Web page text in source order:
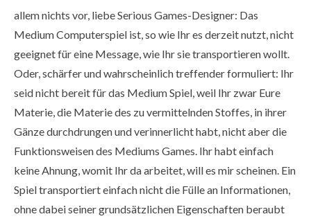
allem nichts vor, liebe Serious Games-Designer: Das
Medium Computerspiel ist, so wie Ihr es derzeit nutzt, nicht
geeignet für eine Message, wie Ihr sie transportieren wollt.
Oder, schärfer und wahrscheinlich treffender formuliert: Ihr
seid nicht bereit für das Medium Spiel, weil Ihr zwar Eure
Materie, die Materie des zu vermittelnden Stoffes, in ihrer
Gänze durchdrungen und verinnerlicht habt, nicht aber die
Funktionsweisen des Mediums Games. Ihr habt einfach
keine Ahnung, womit Ihr da arbeitet, will es mir scheinen. Ein
Spiel transportiert einfach nicht die Fülle an Informationen,
ohne dabei seiner grundsätzlichen Eigenschaften beraubt